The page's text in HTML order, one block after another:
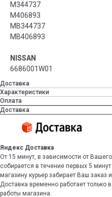
M344737
M406893
MB344737
MB406893
NISSAN
6686001W01
Доставка
Характеристики
Оплата
Доставка
Яндекс Доставка
От 15 минут, в зависимости от
собирается в течение первых 5
магазину курьер забирает Ваш заказ
Доставка временно работает только
работы магазина.